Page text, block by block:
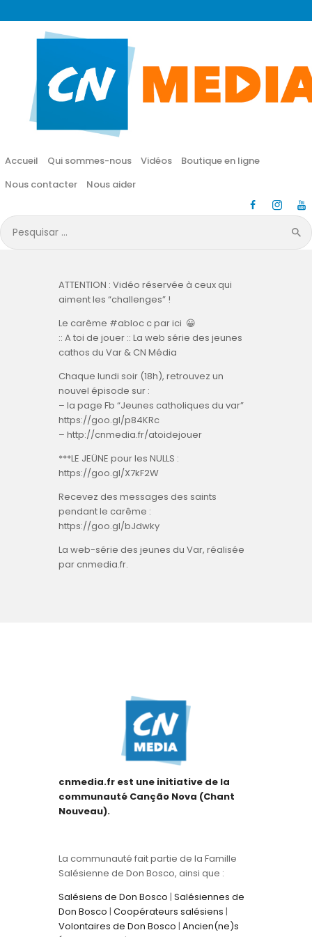
Accueil Qui sommes-nous Vidéos
Boutique en ligne
Nous contacter
Nous aider
Pesquisar
por:
CN MÉDIA
Une vie nouvelle en JESUS !
Accueil
Vidéos
Boutique en ligne
Nous aider
ATTENTION : Vidéo réservée à ceux qui
aiment les “challenges” !
Le carême #abloc c par ici 😀
:: A toi de jouer :: La web série des jeunes
cathos du Var & CN Média
Chaque lundi soir (18h), retrouvez un
nouvel épisode sur :
– la page Fb “Jeunes catholiques du var”
https://goo.gl/p84KRc
– http://cnmedia.fr/atoidejouer
***LE JEÜNE pour les NULLS :
https://goo.gl/X7kF2W
Recevez des messages des saints
pendant le carême :
https://goo.gl/bJdwky
La web-série des jeunes du Var, réalisée
par cnmedia.fr.
cnmedia.fr est une initiative de la
communauté Canção Nova (Chant
Nouveau).
La communauté fait partie de la Famille
Salésienne de Don Bosco, ainsi que :
Salésiens de Don Bosco | Salésiennes de
Don Bosco | Coopérateurs salésiens |
Volontaires de Don Bosco | Ancien(ne)s